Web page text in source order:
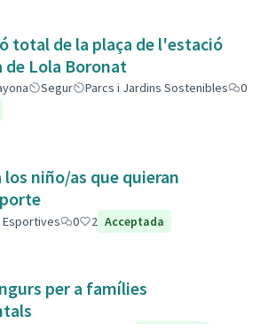
total de la plaça de l'estació
de Lola Boronat
Segur Parcs i Jardins Sostenibles
0
los niño/as que quieran
0 2 Acceptada
per a famílies